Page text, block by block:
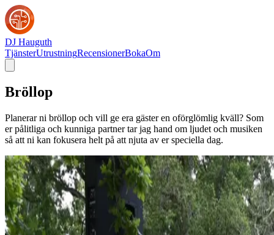
DJ Hauguth
TjänsterUtrustningRecensionerBokaOm
Bröllop
Planerar ni bröllop och vill ge era gäster en oförglömlig kväll? Som
er pålitliga och kunniga partner tar jag hand om ljudet och musiken
så att ni kan fokusera helt på att njuta av er speciella dag.